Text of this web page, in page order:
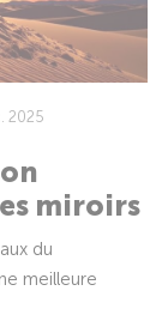
2025
miroirs
du
meilleure